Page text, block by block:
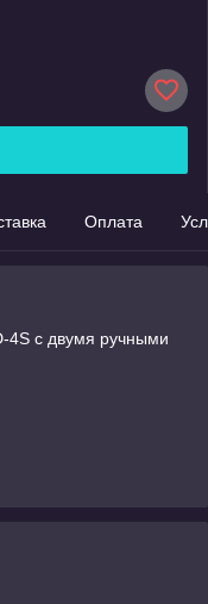
Оплата
4S с двумя ручными